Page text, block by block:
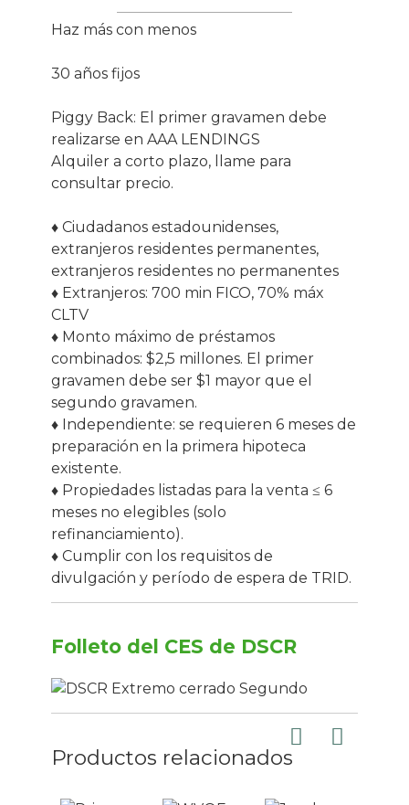
Haz más con menos
30 años fijos
Piggy Back: El primer gravamen debe
realizarse en AAA LENDINGS
Alquiler a corto plazo, llame para
consultar precio.
♦ Ciudadanos estadounidenses,
extranjeros residentes permanentes,
extranjeros residentes no permanentes
♦ Extranjeros: 700 min FICO, 70% máx
CLTV
♦ Monto máximo de préstamos
combinados: $2,5 millones. El primer
gravamen debe ser $1 mayor que el
segundo gravamen.
♦ Independiente: se requieren 6 meses de
preparación en la primera hipoteca
existente.
♦ Propiedades listadas para la venta ≤ 6
meses no elegibles (solo
refinanciamiento).
♦ Cumplir con los requisitos de
divulgación y período de espera de TRID.
Folleto del CES de DSCR
Productos relacionados